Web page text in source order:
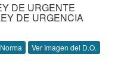
DE URGENTE
DE URGENCIA
Ver Imagen del D.O.